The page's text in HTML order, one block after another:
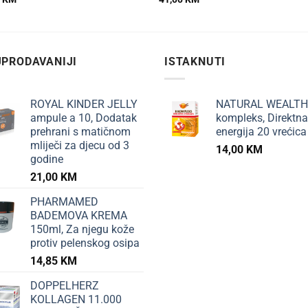
ROYAL KINDER JELLY
ampule a 10, Dodatak
prehrani s matičnom
mliječi za djecu od 3
godine
21,00 KM
PHARMAMED
BADEMOVA KREMA
150ml, Za njegu kože
protiv pelenskog osipa
14,85 KM
DOPPELHERZ
KOLLAGEN 11.000
ISTAKNUTI
NATURAL
kompleks, Direktna
energija 20 vrećica
14,00 KM